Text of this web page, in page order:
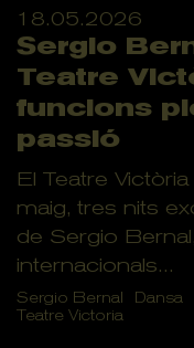
18.05.2026
Sergio
Teatre
funcions
passió
El Teatre
maig, tres nits
de Sergio
internacionals...
Sergio Bernal Dansa
Teatre Victoria